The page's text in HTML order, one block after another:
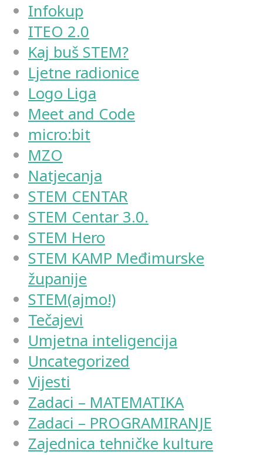
Infokup
ITEO 2.0
Kaj buš STEM?
Ljetne radionice
Logo Liga
Meet and Code
micro:bit
MZO
Natjecanja
STEM CENTAR
STEM Centar 3.0.
STEM Hero
STEM KAMP Međimurske
županije
STEM(ajmo!)
Tečajevi
Umjetna inteligencija
Uncategorized
Vijesti
Zadaci – MATEMATIKA
Zadaci – PROGRAMIRANJE
Zajednica tehničke kulture